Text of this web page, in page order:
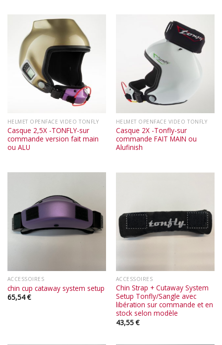
HELMET OPENFACE VIDEO TONFLY
Casque 2,5X -TONFLY-sur
commande version fait main
ou ALU
HELMET OPENFACE VIDEO TONFLY
Casque 2X -Tonfly-sur
commande FAIT MAIN ou
Alufinish
ACCESSOIRES
chin cup cataway system setup
65,54€
ACCESSOIRES
Chin Strap + Cutaway System
Setup Tonfly/Sangle avec
libération sur commande et en
stock selon modèle
43,55€